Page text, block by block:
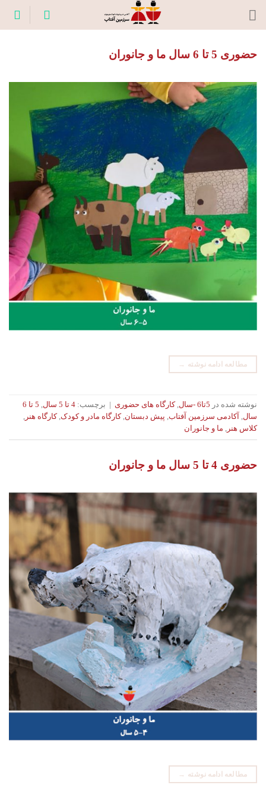
حضوری 5 تا 6 سال ما و جانوران
مطالعه ادامه نوشته →
نوشته شده در 5تا6 -سال , کارگاه های حضوری برچسب: 4 تا 5 سال ,
5 تا 6
سال, آکادمی سرزمین آفتاب, پیش دبستان, کارگاه مادر و کودک, کارگاه هنر ,
کلاس هنر , ما و جانوران
حضوری 4 تا 5 سال ما و جانوران
مطالعه ادامه نوشته →